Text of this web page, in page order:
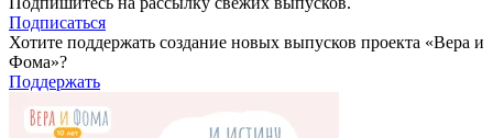
Подписаться
Хотите поддержать создание новых выпусков проекта «Вера и
Фома»?
Поддержать